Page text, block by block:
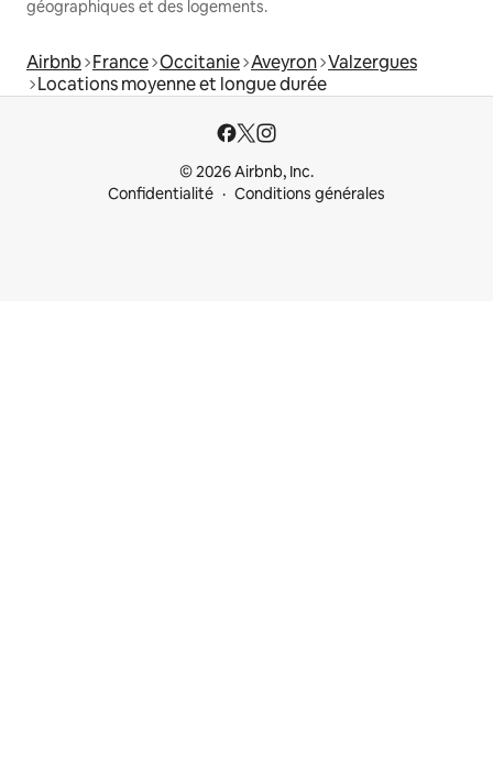
géographiques et des logements.
Airbnb France Occitanie Aveyron Valzergues
Locations moyenne et longue durée
© 2026 Airbnb, Inc.
Confidentialité
Conditions générales